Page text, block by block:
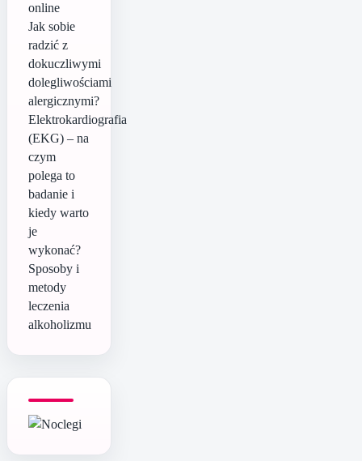
online
Jak sobie
radzić z
dokuczliwymi
dolegliwościami
alergicznymi?
Elektrokardiografia
(EKG) – na
czym
polega to
badanie i
kiedy warto
je
wykonać?
Sposoby i
metody
leczenia
alkoholizmu